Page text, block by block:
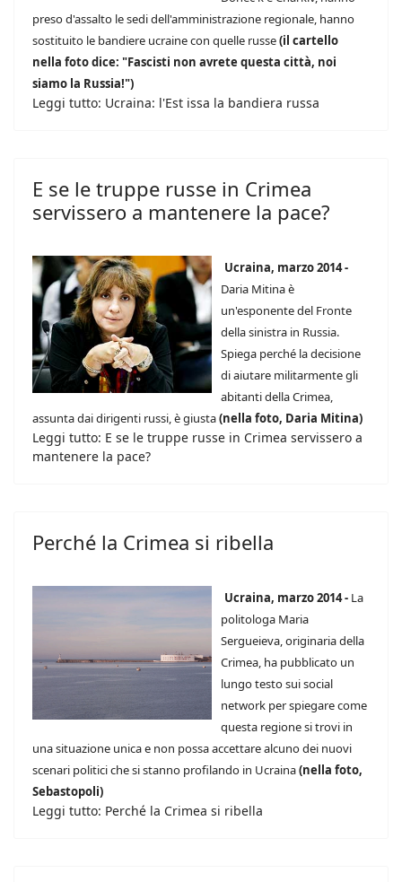
preso d'assalto le sedi dell'amministrazione regionale, hanno
sostituito le bandiere ucraine con quelle russe(il cartello
nella foto dice: "Fascisti non avrete questa città, noi
siamo la Russia!")
Leggi tutto: Ucraina: l'Est issa la bandiera russa
E se le truppe russe in Crimea
servissero a mantenere la pace?
Ucraina, marzo 2014 -
Daria Mitina è
un'esponente del Fronte
della sinistra in Russia.
Spiega perché la decisione
di aiutare militarmente gli
abitanti della Crimea,
assunta dai dirigenti russi, è giusta(nella foto, Daria Mitina)
Leggi tutto: E se le truppe russe in Crimea servissero a
mantenere la pace?
Perché la Crimea si ribella
Ucraina, marzo 2014 - La
politologa Maria
Sergueieva, originaria della
Crimea, ha pubblicato un
lungo testo sui social
network per spiegare come
questa regione si trovi in
una situazione unica e non possa accettare alcuno dei nuovi
scenari politici che si stanno profilando in Ucraina(nella foto,
Sebastopoli)
Leggi tutto: Perché la Crimea si ribella